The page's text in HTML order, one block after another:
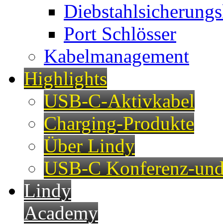
Port Schlösser
Kabelmanagement
Highlights
USB-C-Aktivkabel
Charging-Produkte
Über Lindy
USB-C Konferenz-
Lindy
Academy